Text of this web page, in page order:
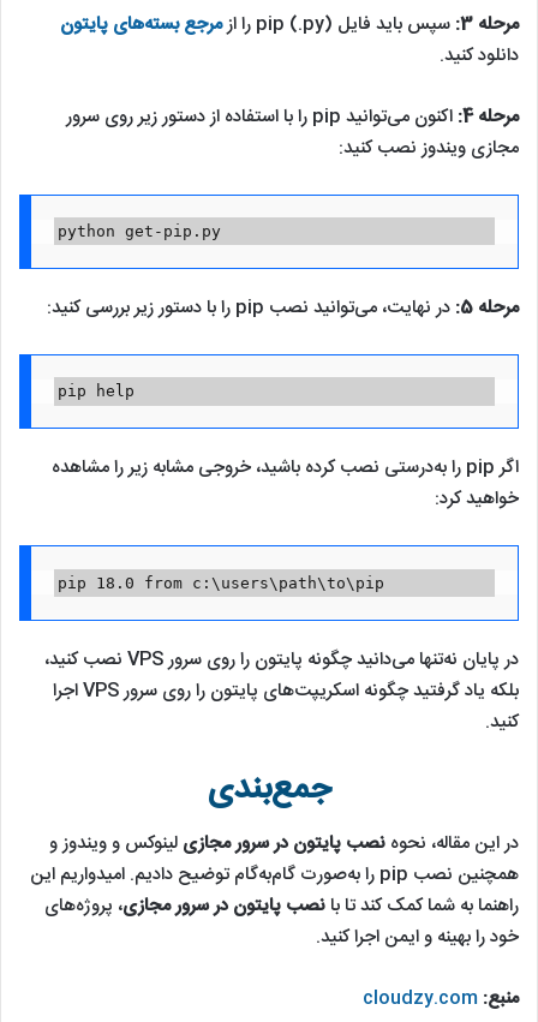
مرحله 3: سپس باید فایل pip (.py) را از
مرجع بسته‌های پایتون
دانلود کنید.
مرحله 4:
اکنون می‌توانید pip را با استفاده از دستور زیر روی سرور
مجازی ویندوز نصب کنید:
python get-pip.py
مرحله 5: در نهایت، می‌توانید نصب pip را با دستور زیر بررسی کنید:
pip help
اگر pip را به‌درستی نصب کرده باشید، خروجی مشابه زیر را مشاهده
خواهید کرد:
pip 18.0 from c:\users\path\to\pip
در پایان نه‌تنها می‌دانید چگونه پایتون را روی سرور VPS نصب کنید،
بلکه یاد گرفتید چگونه اسکریپت‌های پایتون را روی سرور VPS اجرا
کنید.
جمع‌بندی
در این مقاله، نحوه نصب پایتون در سرور مجازی لینوکس و ویندوز و
همچنین نصب pip را به‌صورت گام‌به‌گام توضیح دادیم. امیدواریم این
راهنما به شما کمک کند تا با نصب پایتون در سرور مجازی، پروژه‌های
خود را بهینه و ایمن اجرا کنید.
منبع: cloudzy.com